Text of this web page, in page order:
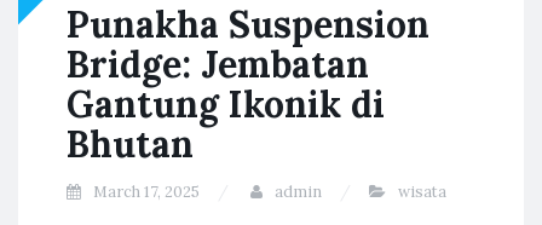
Punakha Suspension
Bridge: Jembatan
Gantung Ikonik di
Bhutan
March 17, 2025 admin wisata